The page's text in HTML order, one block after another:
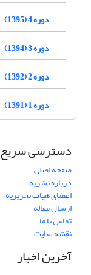
دوره 4 (1395)
دوره 3 (1394)
دوره 2 (1392)
دوره 1 (1391)
دسترسی سریع
صفحه اصلی
درباره نشریه
اعضای هیات تحریریه
ارسال مقاله
تماس با ما
نقشه سایت
آخرین اخبار